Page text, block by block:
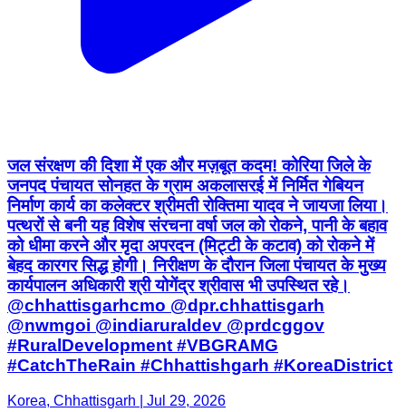
जल संरक्षण की दिशा में एक और मज़बूत कदम! कोरिया जिले के
जनपद पंचायत सोनहत के ग्राम अकलासरई में निर्मित गेबियन
निर्माण कार्य का कलेक्टर श्रीमती रोक्तिमा यादव ने जायजा लिया।
पत्थरों से बनी यह विशेष संरचना वर्षा जल को रोकने, पानी के बहाव
को धीमा करने और मृदा अपरदन (मिट्टी के कटाव) को रोकने में
बेहद कारगर सिद्ध होगी। निरीक्षण के दौरान जिला पंचायत के मुख्य
कार्यपालन अधिकारी श्री योगेंद्र श्रीवास भी उपस्थित रहे।
@chhattisgarhcmo @dpr.chhattisgarh
@nwmgoi @indiaruraldev @prdcggov
#RuralDevelopment #VBGRAMG
#CatchTheRain #Chhattishgarh #KoreaDistrict
Korea, Chhattisgarh | Jul 29, 2026